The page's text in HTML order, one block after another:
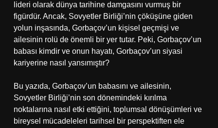
lideri olarak dünya tarihine damgasını vurmuş bir
figürdür. Ancak, Sovyetler Birliği’nin çöküşüne giden
yolun inşasında, Gorbaçov’un kişisel geçmişi ve
ailesinin rolü de önemli bir yer tutar. Peki, Gorbaçov’un
babası kimdir ve onun hayatı, Gorbaçov’un siyasi
kariyerine nasıl yansımıştır?
Bu yazıda, Gorbaçov’un babasını ve ailesinin,
Sovyetler Birliği’nin son dönemindeki kırılma
noktalarına nasıl etki ettiğini, toplumsal dönüşümleri ve
bireysel mücadeleleri tarihsel bir perspektiften ele